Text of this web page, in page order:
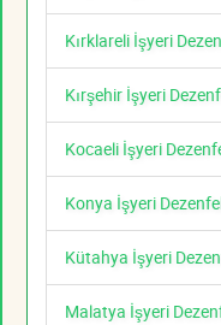
Kırklareli İşyeri
Kırşehir İşyeri
Kocaeli İşyeri
Konya İşyeri
Kütahya İşyeri
Malatya İşyeri